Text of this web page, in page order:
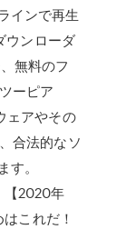
インで再生
ウンローダ
無料のフ
ーピア
ェアやその
合法的なソ
。
【2020年
これだ！